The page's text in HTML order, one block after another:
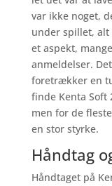
var ikke noget,
under spillet,
et aspekt,
anmeldelser.
foretrækker en
finde Kenta
men for de
en stor styrke.
Håndtag
Håndtaget på